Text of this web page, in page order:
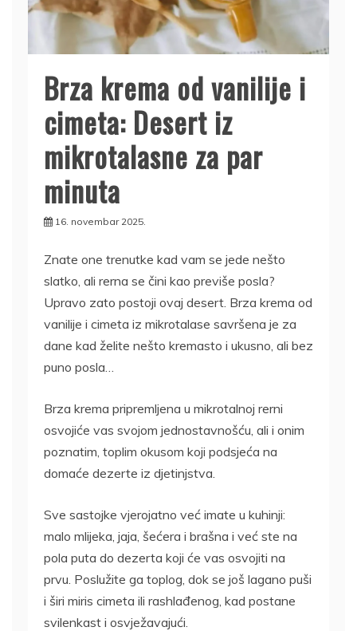
Brza krema od vanilije i
cimeta: Desert iz
mikrotalasne za par
minuta
16. novembar 2025.
Znate one trenutke kad vam se jede nešto
slatko, ali rerna se čini kao previše posla?
Upravo zato postoji ovaj desert. Brza krema od
vanilije i cimeta iz mikrotalase savršena je za
dane kad želite nešto kremasto i ukusno, ali bez
puno posla…
Brza krema pripremljena u mikrotalnoj rerni
osvojiće vas svojom jednostavnošću, ali i onim
poznatim, toplim okusom koji podsjeća na
domaće dezerte iz djetinjstva.
Sve sastojke vjerojatno već imate u kuhinji:
malo mlijeka, jaja, šećera i brašna i već ste na
pola puta do dezerta koji će vas osvojiti na
prvu. Poslužite ga toplog, dok se još lagano puši
i širi miris cimeta ili rashlađenog, kad postane
svilenkast i osvježavajući.